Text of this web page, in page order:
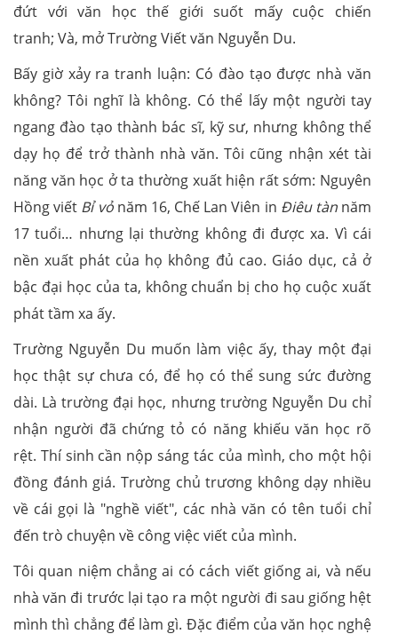
đứt với văn học thế giới suốt mấy cuộc chiến
tranh; Và, mở Trường Viết văn Nguyễn Du.
Bấy giờ xảy ra tranh luận: Có đào tạo được nhà văn
không? Tôi nghĩ là không. Có thể lấy một người tay
ngang đào tạo thành bác sĩ, kỹ sư, nhưng không thể
dạy họ để trở thành nhà văn. Tôi cũng nhận xét tài
năng văn học ở ta thường xuất hiện rất sớm: Nguyên
Hồng viết Bỉ vỏnăm 16, Chế Lan Viên in Điêu tànnăm
17 tuổi… nhưng lại thường không đi được xa. Vì cái
nền xuất phát của họ không đủ cao. Giáo dục, cả ở
bậc đại học của ta, không chuẩn bị cho họ cuộc xuất
phát tầm xa ấy.
Trường Nguyễn Du muốn làm việc ấy, thay một đại
học thật sự chưa có, để họ có thể sung sức đường
dài. Là trường đại học, nhưng trường Nguyễn Du chỉ
nhận người đã chứng tỏ có năng khiếu văn học rõ
rệt. Thí sinh cần nộp sáng tác của mình, cho một hội
đồng đánh giá. Trường chủ trương không dạy nhiều
về cái gọi là "nghề viết", các nhà văn có tên tuổi chỉ
đến trò chuyện về công việc viết của mình.
Tôi quan niệm chẳng ai có cách viết giống ai, và nếu
nhà văn đi trước lại tạo ra một người đi sau giống hệt
mình thì chẳng để làm gì. Đặc điểm của văn học nghệ